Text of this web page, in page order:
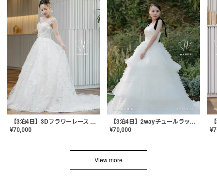
【3泊4日】3Dフラワーレース ドレス〈PD-WDOR-331〉
¥70,000
【3泊4日】2wayチュールラッフルドレス〈PD-WDOR-341RTL〉
¥70,000 ¥
View more